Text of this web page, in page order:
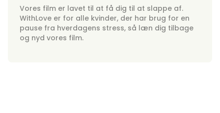
Vores film er lavet til at få dig til at slappe af.
WithLove er for alle kvinder, der har brug for en
pause fra hverdagens stress, så læn dig tilbage
og nyd vores film.